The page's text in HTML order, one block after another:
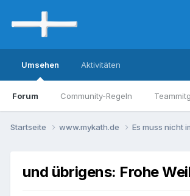
Umsehen
Forum Community-Regeln
Aktivitäten
Startseite www.mykath.de Es muss nicht
und übrigens: Frohe